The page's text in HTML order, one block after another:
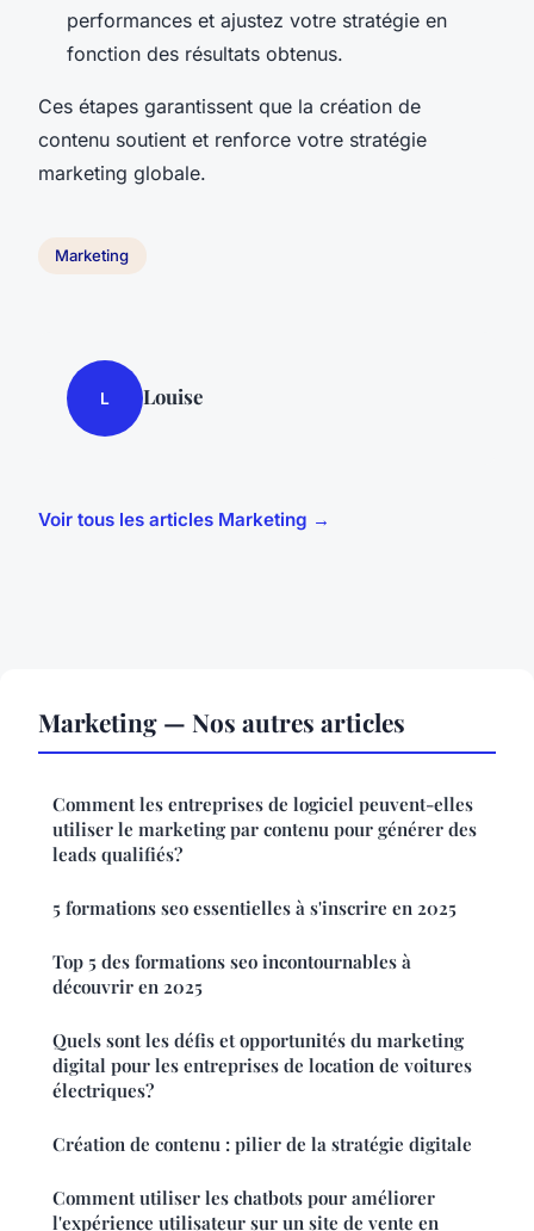
performances et ajustez votre stratégie en
fonction des résultats obtenus.
Ces étapes garantissent que la création de
contenu soutient et renforce votre stratégie
marketing globale.
Marketing
L Louise
Voir tous les articles Marketing →
Marketing — Nos autres articles
Comment les entreprises de logiciel peuvent-elles
utiliser le marketing par contenu pour générer des
leads qualifiés?
5 formations seo essentielles à s'inscrire en 2025
Top 5 des formations seo incontournables à
découvrir en 2025
Quels sont les défis et opportunités du marketing
digital pour les entreprises de location de voitures
électriques?
Création de contenu : pilier de la stratégie digitale
Comment utiliser les chatbots pour améliorer
l'expérience utilisateur sur un site de vente en